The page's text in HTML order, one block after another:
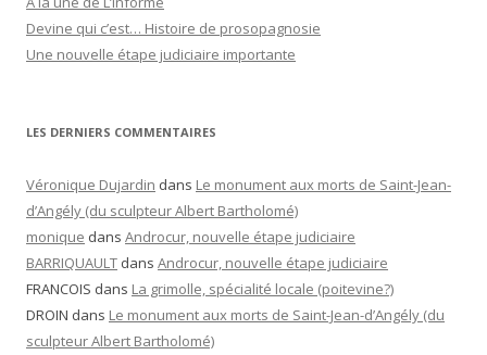
Devine qui c’est… Histoire de prosopagnosie
Une nouvelle étape judiciaire importante
LES DERNIERS COMMENTAIRES
Véronique Dujardin dans Le monument aux morts de Saint-Jean-
d’Angély (du sculpteur Albert Bartholomé)
monique dans Androcur, nouvelle étape judiciaire
BARRIQUAULT dans Androcur, nouvelle étape judiciaire
FRANCOIS dans La grimolle, spécialité locale (poitevine?)
DROIN dans Le monument aux morts de Saint-Jean-d’Angély (du
sculpteur Albert Bartholomé)